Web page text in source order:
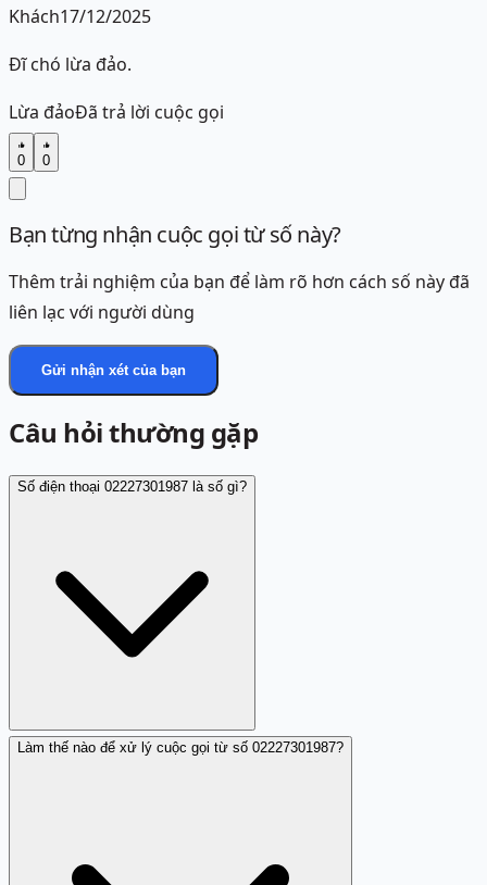
Khách17/12/2025
Đĩ chó lừa đảo.
Lừa đảoĐã trả lời cuộc gọi
0 0
Bạn từng nhận cuộc gọi từ số này?
Thêm trải nghiệm của bạn để làm rõ hơn cách số này đã
liên lạc với người dùng
Gửi nhận xét của bạn
Câu hỏi thường gặp
Số điện thoại 02227301987 là số gì?
Theo phản ánh của người dùng trên Trang Trắng,
Làm thế nào để xử lý cuộc gọi từ số 02227301987?